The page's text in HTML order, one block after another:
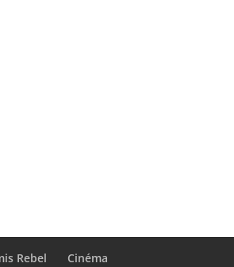
Rebel
Cinéma